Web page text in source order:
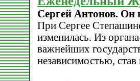
Сергей Антонов. Он
При Сергее
изменилась. Из
важнейших
независимостью,